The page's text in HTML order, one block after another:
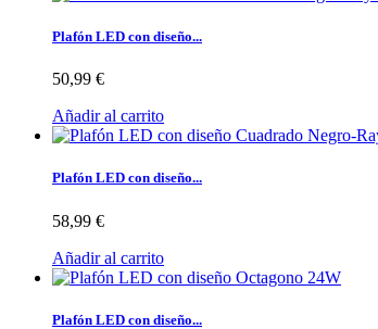
Plafón LED con diseño...
50,99 €
Añadir al carrito
Plafón LED con diseño...
58,99 €
Añadir al carrito
Plafón LED con diseño...